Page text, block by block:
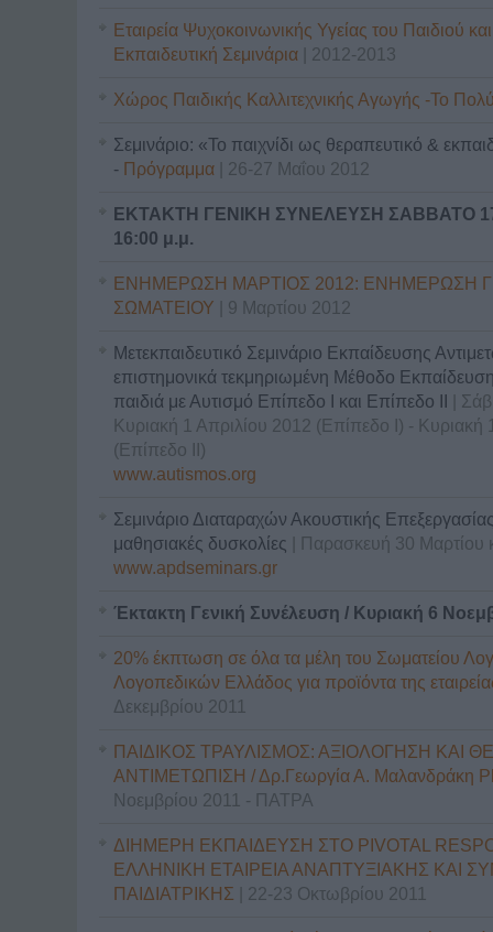
Εταιρεία Ψυχοκοινωνικής Υγείας του Παιδιού
Εκπαιδευτική Σεμινάρια
| 2012-2013
Χώρος Παιδικής Καλλιτεχνικής Αγωγής -Το
Σεμινάριο: «Το παιχνίδι ως θεραπευτικό &
- Πρόγραμμα | 26-27 Μαΐου 2012
ΕΚΤΑΚΤΗ ΓΕΝΙΚΗ ΣΥΝΕΛΕΥΣΗ ΣΑΒΒΑΤΟ
16:00 μ.μ.
ΕΝΗΜΕΡΩΣΗ ΜΑΡΤΙΟΣ 2012: ΕΝΗΜΕΡΩΣΗ
ΣΩΜΑΤΕΙΟΥ
| 9 Μαρτίου 2012
Μετεκπαιδευτικό Σεμινάριο Εκπαίδευσης
επιστημονικά τεκμηριωμένη Μέθοδο
παιδιά με Αυτισμό Επίπεδο Ι και Επίπεδο ΙΙ
|
Κυριακή 1 Απριλίου 2012 (Επίπεδο Ι) - Κυριακή
(Επίπεδο ΙΙ)
www.autismos.org
Σεμινάριο Διαταραχών Ακουστικής
μαθησιακές δυσκολίες
| Παρασκευή 30 Μαρτίου
www.apdseminars.gr
Έκτακτη Γενική Συνέλευση / Κυριακή 6
20% έκπτωση σε όλα τα μέλη του Σωματείου
Λογοπεδικών Ελλάδος για προϊόντα της
Δεκεμβρίου 2011
ΠΑΙΔΙΚΟΣ ΤΡΑΥΛΙΣΜΟΣ: ΑΞΙΟΛΟΓΗΣΗ ΚΑΙ
ΑΝΤΙΜΕΤΩΠΙΣΗ / Δρ.Γεωργία Α. Μαλανδράκη
Νοεμβρίου 2011 - ΠΑΤΡΑ
ΔΙΗΜΕΡΗ ΕΚΠΑΙΔΕΥΣΗ ΣΤΟ PIVOTAL
ΕΛΛΗΝΙΚΗ ΕΤΑΙΡΕΙΑ ΑΝΑΠΤΥΞΙΑΚΗΣ ΚΑΙ
ΠΑΙΔΙΑΤΡΙΚΗΣ
| 22-23 Οκτωβρίου 2011